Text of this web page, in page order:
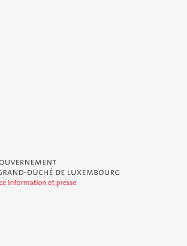
du Grand-Duché de Luxembourg - Service